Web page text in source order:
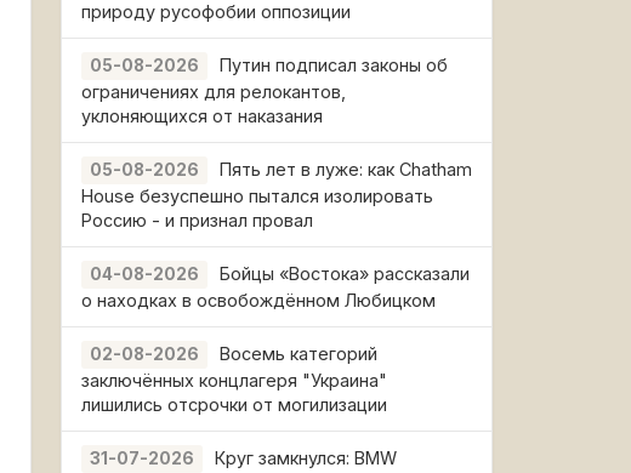
природу русофобии оппозиции
05-08-2026
Путин подписал законы об
ограничениях для релокантов,
уклоняющихся от наказания
05-08-2026
Пять лет в луже: как Chatham
House безуспешно пытался изолировать
Россию - и признал провал
04-08-2026
Бойцы «Востока» рассказали
о находках в освобождённом Любицком
02-08-2026
Восемь категорий
заключённых концлагеря "Украина"
лишились отсрочки от могилизации
31-07-2026
Круг замкнулся: BMW